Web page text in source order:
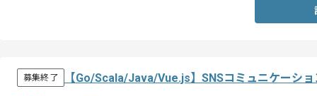
・ITコーディネーションの経験(ビジネスオペレーションとテクニカ
・オンライン会議等での英語でのコミュニケーション経験
募集終了 【Go/Scala/Java/Vue.js】SNSコミュニケーシ